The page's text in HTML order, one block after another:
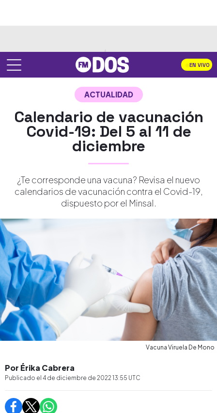
EN VIVO
ACTUALIDAD
Calendario de vacunación
Covid-19: Del 5 al 11 de
diciembre
¿Te corresponde una vacuna? Revisa el nuevo
calendarios de vacunación contra el Covid-19,
dispuesto por el Minsal.
Vacuna Viruela De Mono
Por Érika Cabrera
Publicado el 4 de diciembre de 2022 13:55 UTC